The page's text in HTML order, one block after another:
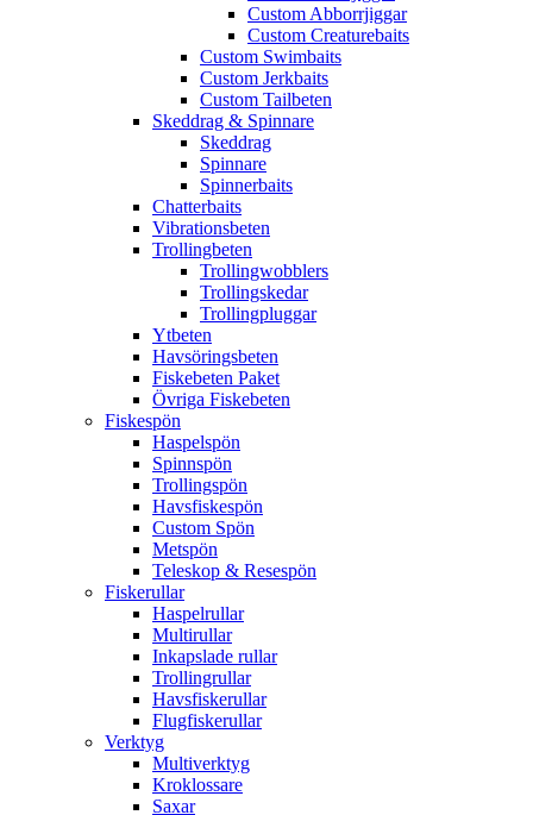
Custom Abborrjiggar
Custom Creaturebaits
Custom Swimbaits
Custom Jerkbaits
Custom Tailbeten
Skeddrag & Spinnare
Skeddrag
Spinnare
Spinnerbaits
Chatterbaits
Vibrationsbeten
Trollingbeten
Trollingwobblers
Trollingskedar
Trollingpluggar
Ytbeten
Havsöringsbeten
Fiskebeten Paket
Övriga Fiskebeten
Fiskespön
Haspelspön
Spinnspön
Trollingspön
Havsfiskespön
Custom Spön
Metspön
Teleskop & Resespön
Fiskerullar
Haspelrullar
Multirullar
Inkapslade rullar
Trollingrullar
Havsfiskerullar
Flugfiskerullar
Verktyg
Multiverktyg
Kroklossare
Saxar